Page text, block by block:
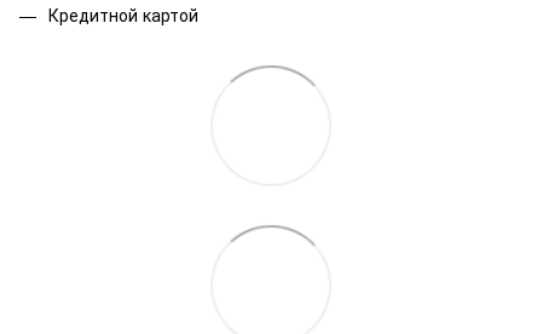
Кредитной картой